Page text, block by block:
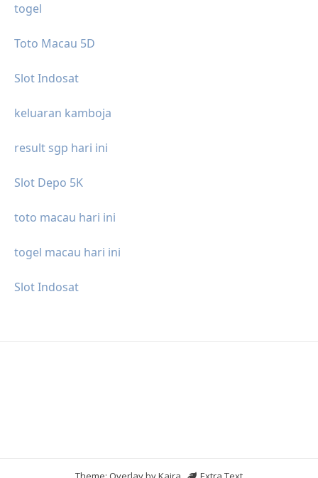
togel
Toto Macau 5D
Slot Indosat
keluaran kamboja
result sgp hari ini
Slot Depo 5K
toto macau hari ini
togel macau hari ini
Slot Indosat